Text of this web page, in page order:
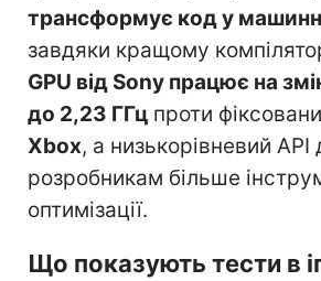
трансформує код у
завдяки кращому
GPU від Sony працює на
до 2,23 ГГц проти
Xbox, а низькорівневий API
розробникам більше
оптимізації.
Що показують тести в